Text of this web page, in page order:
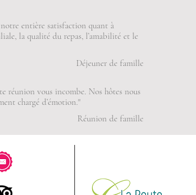
entière satisfaction quant à
la qualité du repas, l’amabilité et le
Déjeuner de famille
réunion vous incombe. Nos hôtes nous
chargé d’émotion."
Réunion de famille